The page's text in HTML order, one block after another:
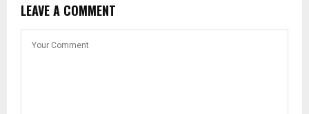
LEAVE A COMMENT